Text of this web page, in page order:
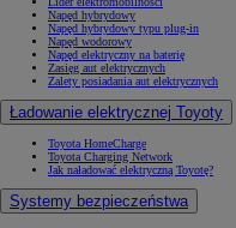
Napęd hybrydowy
Napęd hybrydowy typu plug-in
Napęd wodorowy
Napęd elektryczny na baterię
Zasięg aut elektrycznych
Zalety posiadania aut elektrycznych
Ładowanie elektrycznej Toyoty
Toyota HomeCharge
Toyota Charging Network
Jak naładować elektryczną Toyotę?
Systemy bezpieczeństwa